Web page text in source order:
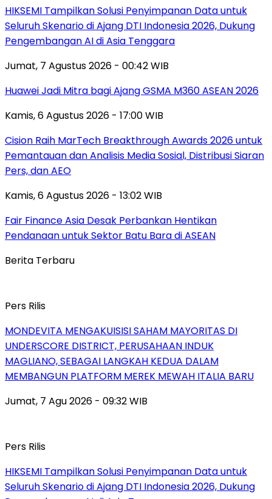
HIKSEMI Tampilkan Solusi Penyimpanan Data untuk
Seluruh Skenario di Ajang DTI Indonesia 2026, Dukung
Pengembangan AI di Asia Tenggara
Jumat, 7 Agustus 2026 - 00:42 WIB
Huawei Jadi Mitra bagi Ajang GSMA M360 ASEAN 2026
Kamis, 6 Agustus 2026 - 17:00 WIB
Cision Raih MarTech Breakthrough Awards 2026 untuk
Pemantauan dan Analisis Media Sosial, Distribusi Siaran
Pers, dan AEO
Kamis, 6 Agustus 2026 - 13:02 WIB
Fair Finance Asia Desak Perbankan Hentikan
Pendanaan untuk Sektor Batu Bara di ASEAN
Berita Terbaru
Pers Rilis
MONDEVITA MENGAKUISISI SAHAM MAYORITAS DI
UNDERSCORE DISTRICT, PERUSAHAAN INDUK
MAGLIANO, SEBAGAI LANGKAH KEDUA DALAM
MEMBANGUN PLATFORM MEREK MEWAH ITALIA BARU
Jumat, 7 Agu 2026 - 09:32 WIB
Pers Rilis
HIKSEMI Tampilkan Solusi Penyimpanan Data untuk
Seluruh Skenario di Ajang DTI Indonesia 2026, Dukung